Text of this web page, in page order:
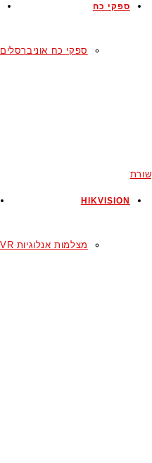
ספקי כח
ספקי כח אוניברסלים
HIKVISION
מצלמות אנלוגיות DVR